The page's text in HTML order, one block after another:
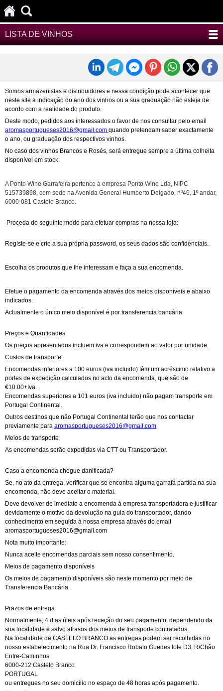
LISTA DE VINHOS
Somos armazenistas e distribuidores e nessa condição pode acontecer que
neste site a indicação do ano dos vinhos ou a sua graduação não esteja de
acordo com a realidade do produto.
Deste modo, pedidos aos interessados o favor de nos consultar pelo email
aromasportugueses2016@gmail.com quando pretendam saber exactamente
o ano, ou graduação dos respectivos vinhos.
No caso dos vinhos Brancos e Rosés, será entregue sempre a última colheita
disponível em stock.
A Ponto Wine Garrafeira pertence à empresa Ponto Wine Lda, NIPC
515739898, com sede na Avenida General Humberto Delgado, nº46, 1º andar,
6000-081 Castelo Branco.
Proceda do seguinte modo para efetuar compras na nossa loja:
Registe-se e crie a sua própria password, os seus dados são confidênciais.
Escolha os produtos que lhe interessam e faça a sua encomenda.
Efetue o pagamento da encomenda através dos meios disponíveis e abaixo
indicados.
Actualmente o único meio disponível é por transferencia bancária.
Preços e Quantidades
Os preços apresentados incluem iva e correspondem ao valor por unidade.
Custos de transporte
Encomendas inferiores a 100 euros (iva incluido) têm um acréscimo relativo a
portes de expedição calculados no acto da encomenda, que são de
€10.00+Iva.
Encomendas superiores a 101 euros (iva incluido) não pagam transporte em
Portugal Continental.
Outros destinos que não Portugal Continental terão que nos contactar
previamente para aromasportugueses2016@gmail.com
Meios de transporte
As encomendas serão expedidas via CTT ou Transportador.
Caso a encomenda chegue danificada?
Se, no ato da entrega, verificar que se encontra alguma garrafa partida na sua
encomenda, não deve aceitar o material.
Deve devolver de imediato a encomenda à empresa transportadora e justificar
devidamente o motivo da devolução na guia do transportador, dando
conhecimento em seguida à nossa empresa através do email
aromasportugueses2016@gmail.com
Nota muito importante:
Nunca aceite encomendas parciais sem nosso consentimento.
Meios de pagamento disponíveis
Os meios de pagamento disponíveis são neste momento por meio de
Transferencia Bancária.
Prazos de entrega
Normalmente, 4 dias úteis após receção do seu pagamento, dependendo da
sua localidade e salvo atrasos dos meios de transporte contratados.
Na localidade de CASTELO BRANCO as entregas podem ser recolhidas no
nosso estabelecimento na Rua Dr. Francisco Robalo Guedes lote D3, R/Chão
Entre-Caminhos
6000-212 Castelo Branco
PORTUGAL
ou entregues no seu domicilio no espaço de 48 horas após pagamento.